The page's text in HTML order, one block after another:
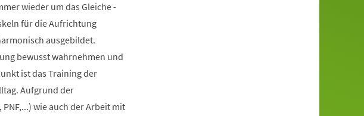
wieder um das Gleiche -
für die Aufrichtung
ausgebildet.
bewusst wahrnehmen und
ist das Training der
Aufgrund der
wie auch der Arbeit mit